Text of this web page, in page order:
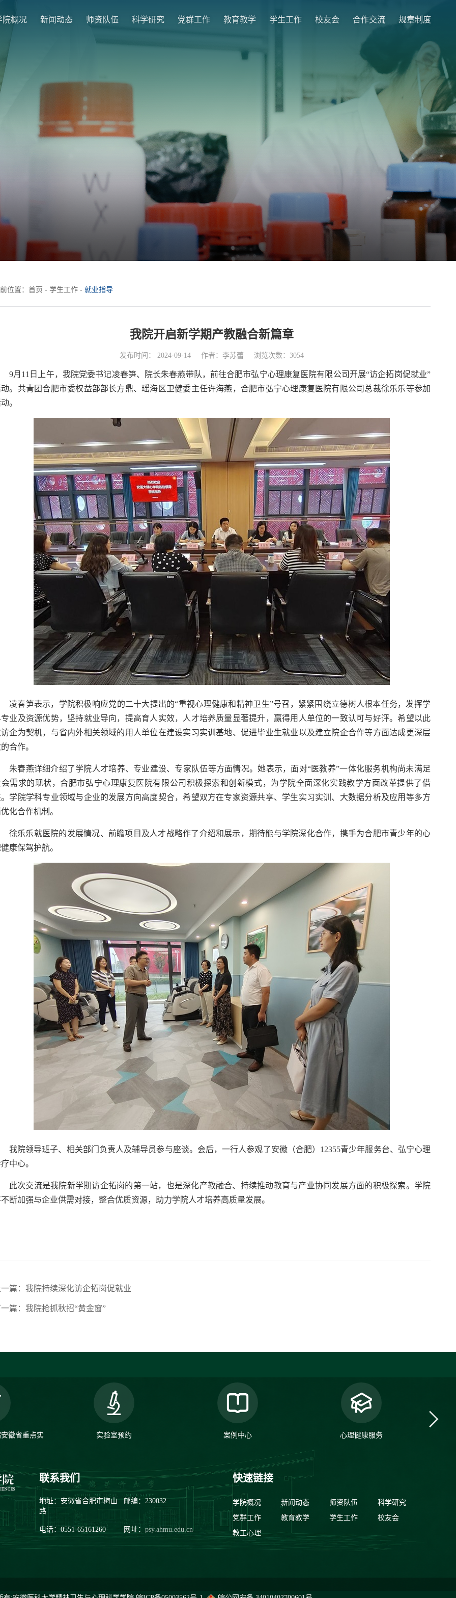
院概况 新闻动态 师资队伍 科学研究 党群工作 教育教学 学生工作 校友会 合作交流 规章制度
位置： 首页 - 学生工作 - 就业指导
我院开启新学期产教融合新篇章
发布时间： 2024-09-14 作者：李苏蕾 浏览次数：3054
9月11日上午，我院党委书记凌春笋、院长朱春燕带队，前往合肥市弘宁心理康复医院有限公司开展“访企拓岗促就业”
。共青团合肥市委权益部部长方鼎、瑶海区卫健委主任许海燕，合肥市弘宁心理康复医院有限公司总裁徐乐乐等参加
。
凌春笋表示，学院积极响应党的二十大提出的“重视心理健康和精神卫生”号召，紧紧围绕立德树人根本任务，发挥学
业及资源优势，坚持就业导向，提高育人实效，人才培养质量显著提升，赢得用人单位的一致认可与好评。希望以此
企为契机，与省内外相关领域的用人单位在建设实习实训基地、促进毕业生就业以及建立院企合作等方面达成更深层
合作。
朱春燕详细介绍了学院人才培养、专业建设、专家队伍等方面情况。她表示，面对“医教养”一体化服务机构尚未满足
需求的现状，合肥市弘宁心理康复医院有限公司积极探索和创新模式，为学院全面深化实践教学方面改革提供了借
学院学科专业领域与企业的发展方向高度契合，希望双方在专家资源共享、学生实习实训、大数据分析及应用等多方
化合作机制。
徐乐乐就医院的发展情况、前瞻项目及人才战略作了介绍和展示，期待能与学院深化合作，携手为合肥市青少年的心
康保驾护航。
我院领导班子、相关部门负责人及辅导员参与座谈。会后，一行人参观了安徽（合肥）12355青少年服务台、弘宁心理
中心。
此次交流是我院新学期访企拓岗的第一站，也是深化产教融合、持续推动教育与产业协同发展方面的积极探索。学院
断加强与企业供需对接，整合优质资源，助力学院人才培养高质量发展。
篇：我院持续深化访企拓岗促就业
篇：我院抢抓秋招“黄金窗”
徽省重点实 实验室预约 案例中心 心理健康服务
联系我们
地址：安徽省合肥市梅山
路
邮编：230032
电话：0551-65161260 网址：psy.ahmu.edu.cn
快速链接
学院概况 新闻动态 师资队伍
科学研究
党群工作
教育教学 学生工作
校友会
教工心理